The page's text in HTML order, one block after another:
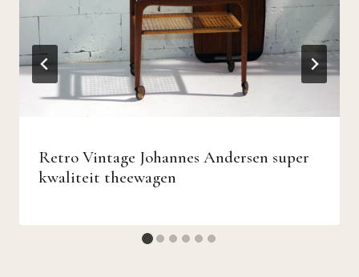
Retro Vintage Johannes Andersen super
kwaliteit theewagen